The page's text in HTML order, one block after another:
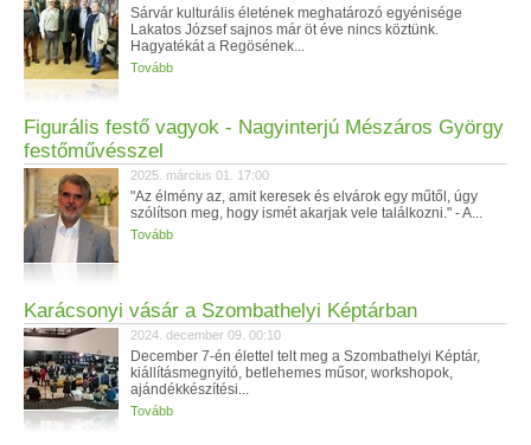
Sárvár kulturális életének meghatározó egyénisége
Lakatos József sajnos már öt éve nincs köztünk.
Hagyatékát a Regösének...
Tovább
Figurális festő vagyok - Nagyinterjú Mészáros György
festőművésszel
2025. március 01. 17:00
"Az élmény az, amit keresek és elvárok egy műtől, úgy
szólítson meg, hogy ismét akarjak vele találkozni." - A...
Tovább
Karácsonyi vásár a Szombathelyi Képtárban
2024. december 09. 00:10
December 7-én élettel telt meg a Szombathelyi Képtár,
kiállításmegnyitó, betlehemes műsor, workshopok,
ajándékkészítési...
Tovább